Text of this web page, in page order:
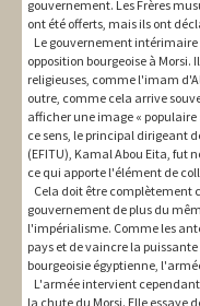
gouvernement. Les Frères
ont été offerts, mais ils ont
Le gouvernement
opposition bourgeoise à
religieuses, comme l'imam
outre, comme cela arrive
afficher une image « populaire
ce sens, le principal dirigeant
(EFITU), Kamal Abou Eita,
ce qui apporte l'élément de
Cela doit être complètement
gouvernement de plus du
l'impérialisme. Comme les
pays et de vaincre la
bourgeoisie égyptienne,
L'armée intervient
la chute du Morsi. Elle essaye